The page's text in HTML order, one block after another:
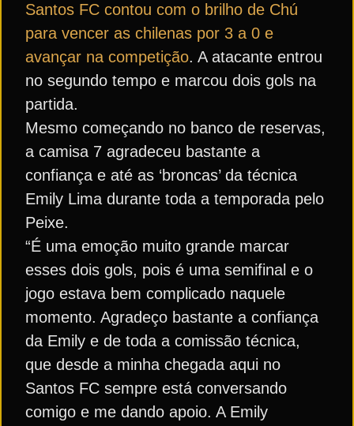
Santos FC contou com o brilho de Chú
para vencer as chilenas por 3 a 0 e
avançar na competição. A atacante entrou
no segundo tempo e marcou dois gols na
partida.
Mesmo começando no banco de reservas,
a camisa 7 agradeceu bastante a
confiança e até as ‘broncas’ da técnica
Emily Lima durante toda a temporada pelo
Peixe.
“É uma emoção muito grande marcar
esses dois gols, pois é uma semifinal e o
jogo estava bem complicado naquele
momento. Agradeço bastante a confiança
da Emily e de toda a comissão técnica,
que desde a minha chegada aqui no
Santos FC sempre está conversando
comigo e me dando apoio. A Emily